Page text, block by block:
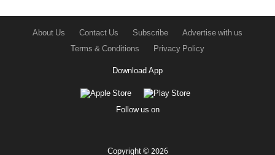
About Us Contact Us Subscribe
Advertise with us
Terms & Conditions
Privacy Policy
Download App
Follow us on
Copyright © 2026